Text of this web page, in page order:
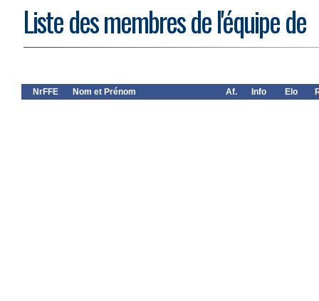
Liste des membres de l'équipe de
NrFFE Nom et Prénom Af. Info Elo